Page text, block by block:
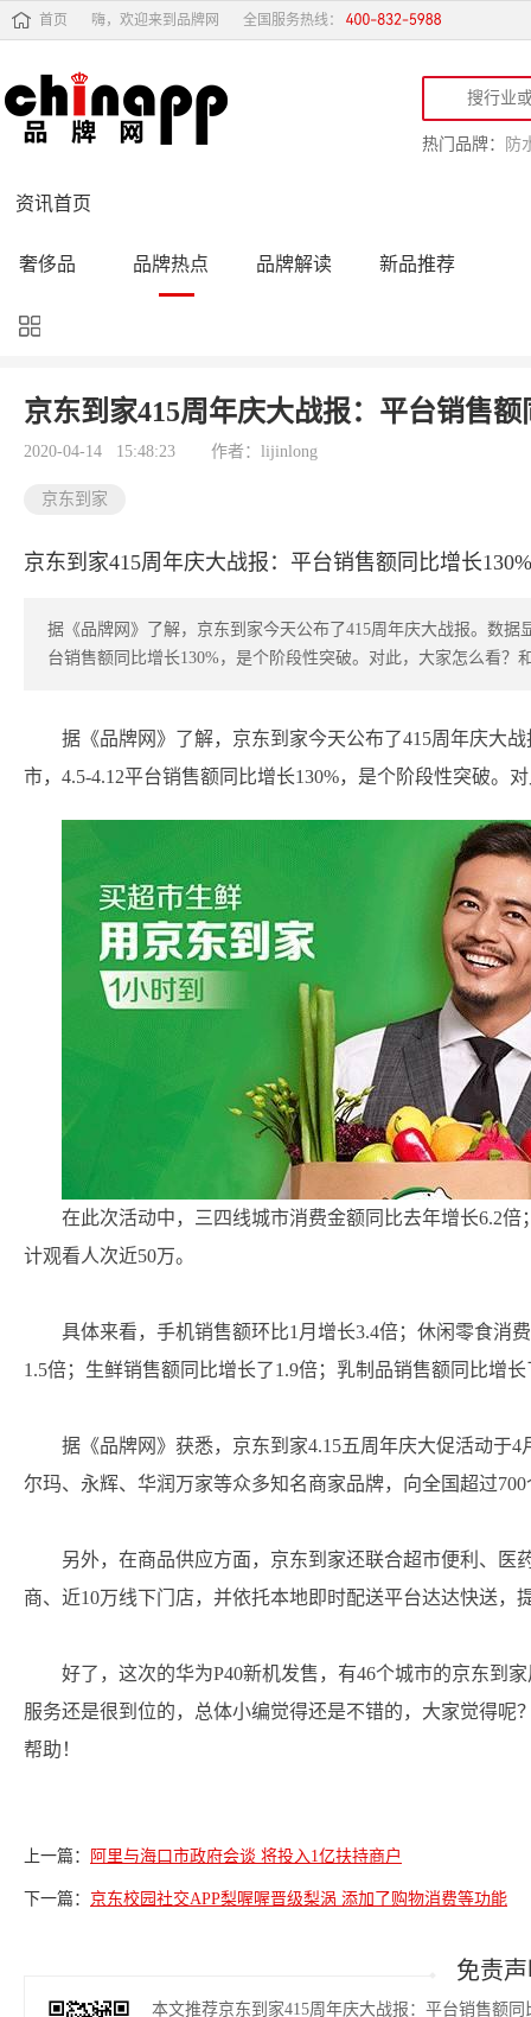
首页 嗨，欢迎来到品牌网 全国服务热线：
热门品牌： 防
资讯首页
奢侈品 品牌热点 品牌解读 新品推荐
品牌黑榜
品牌导购 专家点评 精彩点评
京东到家415周年庆大战报：平台销售
2020-04-14 15:48:23 作者：lijinlong
京东到家
京东到家415周年庆大战报：平台销售额同比增长
据《品牌网》了解，京东到家今天公布了415周年庆大战报。数
台销售额同比增长130%，是个阶段性突破。对此，大家怎么看？
据《品牌网》了解，京东到家今天公布了415周年庆大
市，4.5-4.12平台销售额同比增长130%，是个阶段性突破。
在此次活动中，三四线城市消费金额同比去年增长6.2
计观看人次近50万。
具体来看，手机销售额环比1月增长3.4倍；休闲零食消
1.5倍；生鲜销售额同比增长了1.9倍；乳制品销售额同比增长
据《品牌网》获悉，京东到家4.15五周年庆大促活动于
尔玛、永辉、华润万家等众多知名商家品牌，向全国超过
另外，在商品供应方面，京东到家还联合超市便利、
商、近10万线下门店，并依托本地即时配送平台达达快送，
好了，这次的华为P40新机发售，有46个城市的京东到
服务还是很到位的，总体小编觉得还是不错的，大家觉得
帮助！
上一篇： 阿里与海口市政府会谈 将投入1亿扶持商户
下一篇： 京东校园社交APP梨喔喔晋级梨涡 添加了购物消费等功能
免责
本文推荐京东到家415周年庆大战报：平台销售额